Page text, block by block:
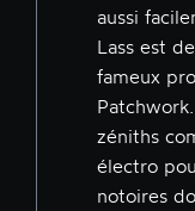
aussi
Lass est
fameux
zéniths
électro
notoires